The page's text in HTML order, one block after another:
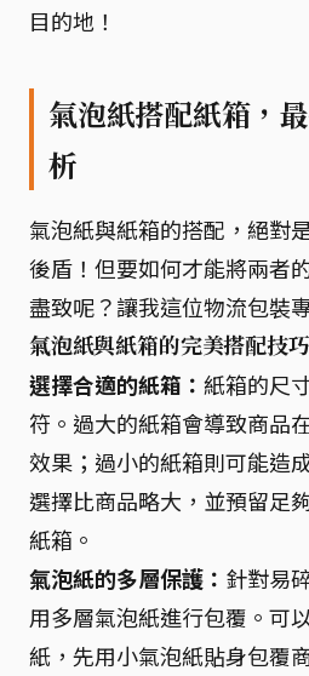
目的地！
氣泡紙搭配紙箱，
析
氣泡紙與紙箱的搭配，絕對
後盾！但要如何才能將兩者
盡致呢？讓我這位物流包裝
氣泡紙與紙箱的完美搭配技巧
選擇合適的紙箱： 紙箱的尺
符。過大的紙箱會導致商品
效果；過小的紙箱則可能造
選擇比商品略大，並預留足
紙箱。
氣泡紙的多層保護： 針對易
用多層氣泡紙進行包覆。可
紙，先用小氣泡紙貼身包覆